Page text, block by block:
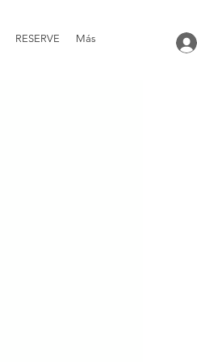
RESERVE Más